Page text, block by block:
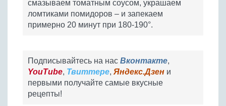
смазываем томатным соусом, украшаем
ломтиками помидоров – и запекаем
примерно 20 минут при 180-190°.
Подписывайтесь на нас Вконтакте,
YouTube, Твиттере, Яндекс.Дзен и
первыми получайте самые вкусные
рецепты!